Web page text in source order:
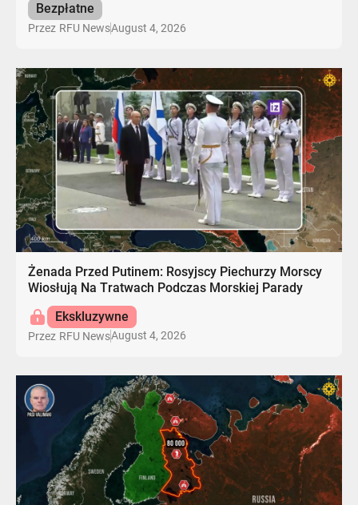
Bezpłatne
Przez RFU NewsAugust 4, 2026
Żenada Przed Putinem: Rosyjscy Piechurzy Morscy
Wiosłują Na Tratwach Podczas Morskiej Parady
Ekskluzywne
Przez RFU NewsAugust 4, 2026